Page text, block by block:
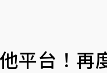
平台！再